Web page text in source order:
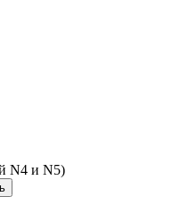
N4 и N5)